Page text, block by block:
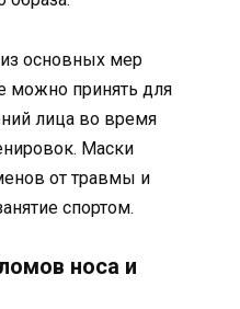
основных мер
можно принять для
лица во время
Маски
от травмы и
спортом.
носа и